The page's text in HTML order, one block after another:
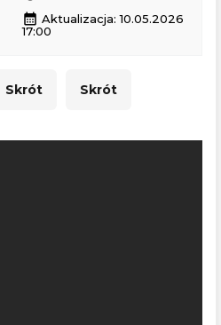
calendar_month Aktualizacja: 10.05.2026
17:00
Skrót Skrót